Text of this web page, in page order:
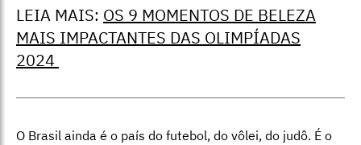
LEIA MAIS: OS 9 MOMENTOS DE BELEZA
MAIS IMPACTANTES DAS OLIMPÍADAS
2024
O Brasil ainda é o país do futebol, do vôlei, do judô. É o